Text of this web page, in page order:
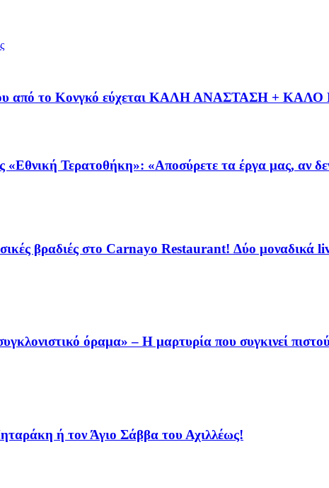
από το Κονγκό εύχεται ΚΑΛΗ ΑΝΑΣΤΑΣΗ +
«Εθνική Τερατοθήκη»: «Αποσύρετε τα έργα μας, αν
βραδιές στο Carnayo Restaurant! Δύο μοναδικά
όραμα» – Η μαρτυρία που συγκινεί
ή τον Άγιο Σάββα του Αχιλλέως!